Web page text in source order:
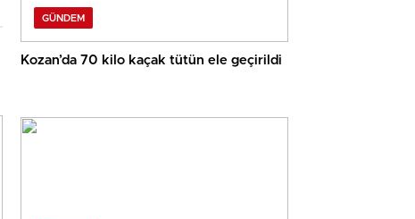
GÜNDEM
Kozan’da 70 kilo kaçak tütün ele geçirildi